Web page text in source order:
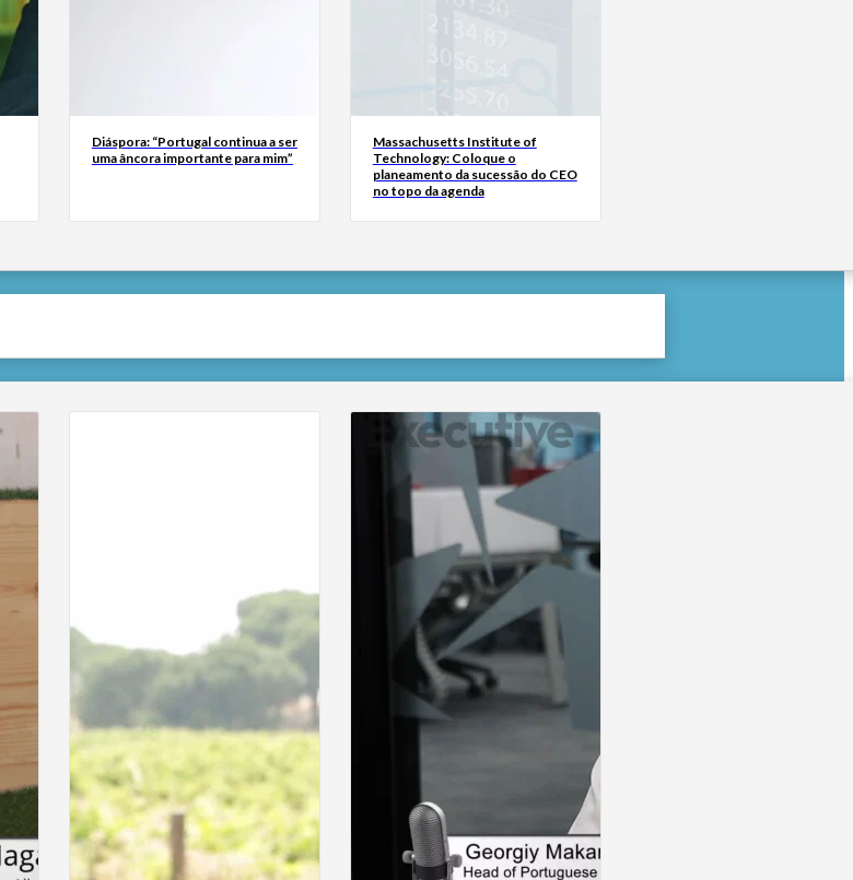
Diáspora: “Portugal continua a ser
uma âncora importante para mim”
Massachusetts Institute of
Technology: Coloque o
planeamento da sucessão do CEO
no topo da agenda